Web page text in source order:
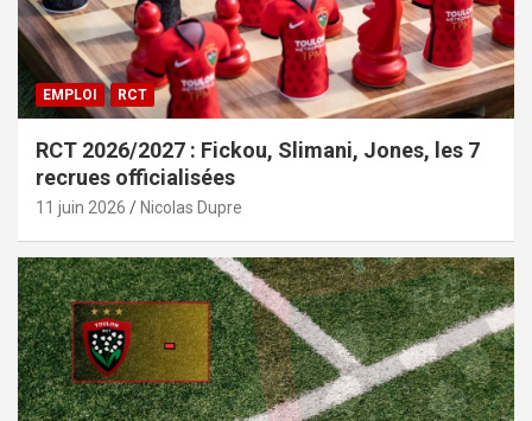
EMPLOI RCT
RCT 2026/2027 : Fickou, Slimani, Jones, les 7
recrues officialisées
11 juin 2026 Nicolas Dupre